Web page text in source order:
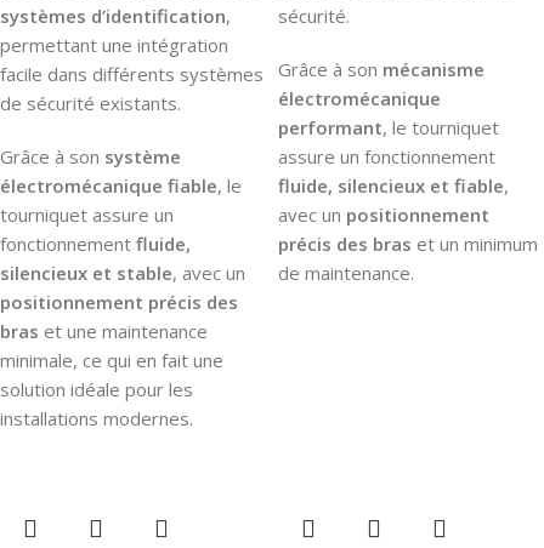
systèmes d’identification,
permettant une intégration
facile dans différents systèmes
de sécurité existants.
Grâce à son système
électromécanique fiable, le
tourniquet assure un
fonctionnement fluide,
silencieux et stable, avec un
positionnement précis des
bras et une maintenance
minimale, ce qui en fait une
solution idéale pour les
installations modernes.
sécurité.
Grâce à son mécanisme
électromécanique
performant, le tourniquet
assure un fonctionnement
fluide, silencieux et fiable,
avec un positionnement
précis des bras et un minimum
de maintenance.